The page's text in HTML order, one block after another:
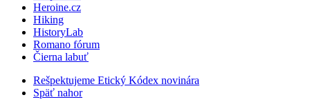
Heroine.cz
Hiking
HistoryLab
Romano fórum
Čierna labuť
Rešpektujeme Etický Kódex novinára
Späť nahor